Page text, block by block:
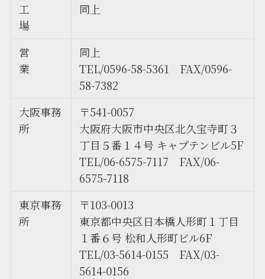
工
場
同上
営
業
同上
TEL/0596-58-5361 FAX/0596-
58-7382
大阪事務
所
〒541-0057
大阪府大阪市中央区北久宝寺町３
丁目５番１４号 キャプテンビル5F
TEL/06-6575-7117 FAX/06-
6575-7118
東京事務
所
〒103-0013
東京都中央区日本橋人形町１丁目
１番６号 松和人形町ビル6F
TEL/03-5614-0155 FAX/03-
5614-0156